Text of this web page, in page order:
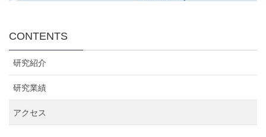
CONTENTS
研究紹介
研究業績
アクセス